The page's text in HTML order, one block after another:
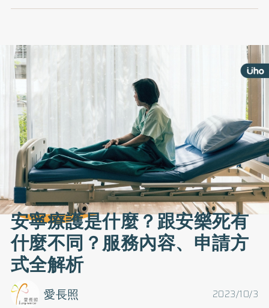
安寧療護是什麼？跟安樂死有
什麼不同？服務內容、申請方
式全解析
2023/10/3
愛長照